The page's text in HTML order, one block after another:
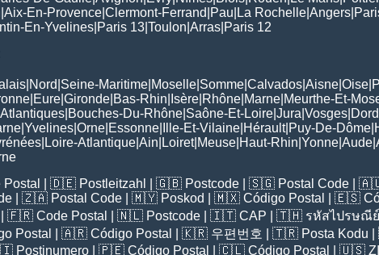
Aix-En-Provence Clermont-Ferrand Pau La Rochelle Angers
En-Yvelines Paris 13 Toulon Arras Paris 12
Nord Seine-Maritime Moselle Somme Calvados Aisne Oise
Eure Gironde Bas-Rhin Isère Rhône Marne Meurthe-Et-
Bouches-Du-Rhône Saône-Et-Loire Jura Vosges
Yvelines Orne Essonne Ille-Et-Vilaine Hérault| Puy-De-Dôme
Loire-Atlantique Ain Loiret| Meuse Haut-Rhin Yonne Aude
Postal | 🇩🇪 Postleitzahl | 🇬🇧 Postcode | 🇸🇬 Postal Code |
| 🇿🇦 Postal Code | 🇲🇾 Poskod | 🇲🇽 Código Postal | 🇪🇸
| 🇫🇷 Code Postal | 🇳🇱 Postcode | 🇮🇹 CAP | 🇹🇭 รหัสไปรษณีย์
Postal | 🇦🇷 Código Postal | 🇰🇷 우편번호 | 🇹🇷 Posta Kodu
Postinumero | 🇵🇪 Código Postal | 🇨🇱 Código Postal | 🇺🇸